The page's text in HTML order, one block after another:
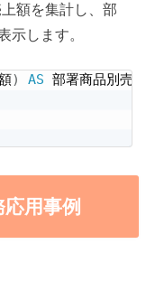
額を集計し、部
示します。
)
AS
用事例